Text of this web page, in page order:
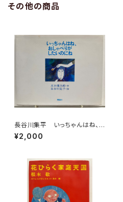
その他の商品
長谷川集平 いっちゃんはね、
おしゃべりがしたいのにね 灰
谷健次郎 1978年初版の1981
¥2,000